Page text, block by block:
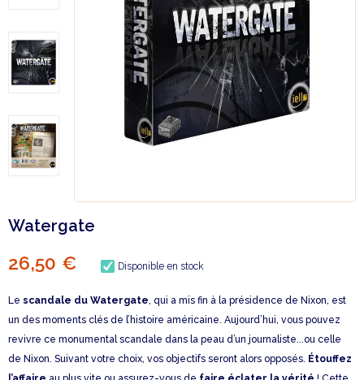
Watergate
26,50 € Disponible en stock
Le scandale du Watergate, qui a mis fin à la présidence de Nixon, est
un des moments clés de l’histoire américaine. Aujourd’hui, vous pouvez
revivre ce monumental scandale dans la peau d’un journaliste...ou celle
de Nixon. Suivant votre choix, vos objectifs seront alors opposés. Étouffez